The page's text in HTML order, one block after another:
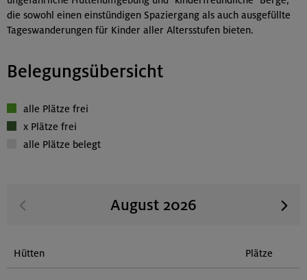
die sowohl einen einstündigen Spaziergang als auch ausgefüllte
Tageswanderungen für Kinder aller Altersstufen bieten.
Belegungsübersicht
alle Plätze frei
x Plätze frei
alle Plätze belegt
August 2026
Hütten Plätze